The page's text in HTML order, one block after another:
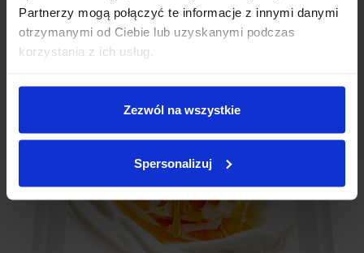
Partnerzy mogą połączyć te informacje z innymi danymi
otrzymanymi od Ciebie lub uzyskanymi podczas
korzystania z ich usług.
Zezwól na wszystkie
Spersonalizuj